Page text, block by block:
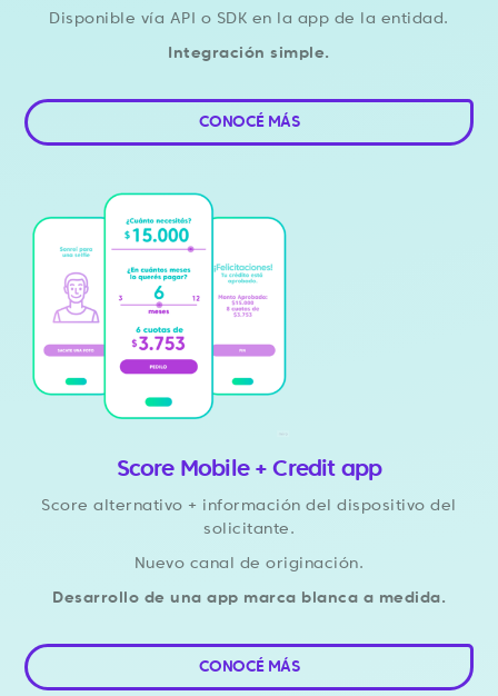
Disponible vía API o SDK en la app de la entidad.
Integración simple.
CONOCÉ MÁS
Score Mobile + Credit app
Score alternativo + información del dispositivo del
solicitante.
Nuevo canal de originación.
Desarrollo de una app marca blanca a medida.
CONOCÉ MÁS